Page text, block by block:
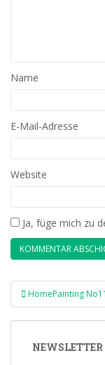
Name
E-Mail-Adresse
Website
Ja, füge mich zu
HomePainting No11